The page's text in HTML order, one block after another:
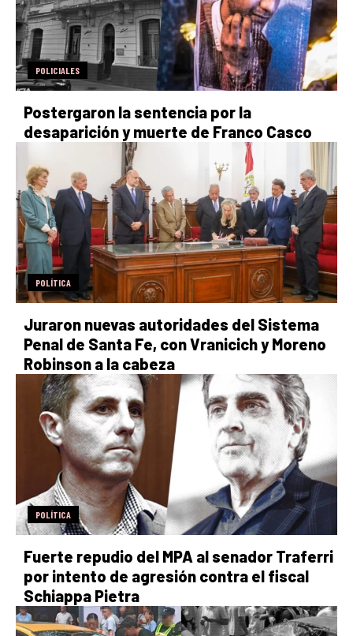
POLICIALES
Postergaron la sentencia por la
desaparición y muerte de Franco Casco
POLÍTICA
Juraron nuevas autoridades del Sistema
Penal de Santa Fe, con Vranicich y Moreno
Robinson a la cabeza
POLÍTICA
Fuerte repudio del MPA al senador Traferri
por intento de agresión contra el fiscal
Schiappa Pietra